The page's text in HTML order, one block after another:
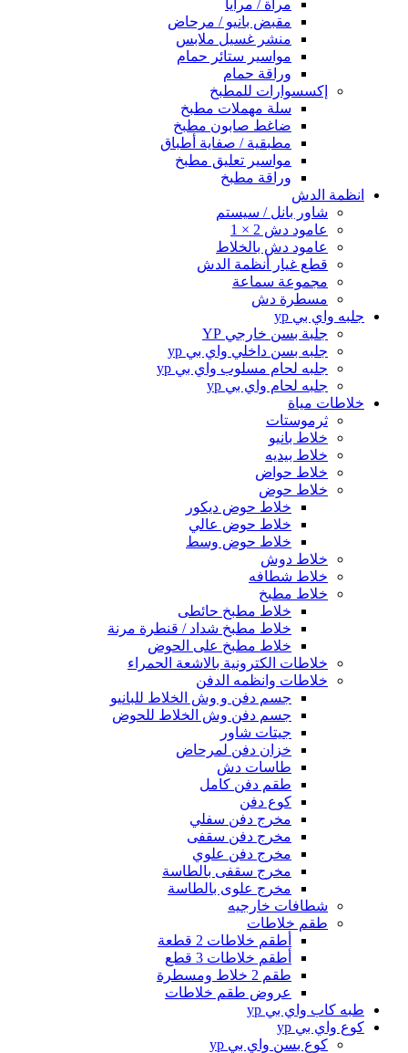
مرآة / مرايا
مقبض بانيو / مرحاض
منشر غسيل ملابس
مواسير ستائر حمام
وراقة حمام
إكسسوارات للمطبخ
سلة مهملات مطبخ
ضاغط صابون مطبخ
مطبقية / صفاية أطباق
مواسير تعليق مطبخ
وراقة مطبخ
انظمة الدش
شاور بانل / سيستم
عامود دش 2 × 1
عامود دش بالخلاط
قطع غيار أنظمة الدش
مجموعة سماعة
مسطرة دش
جلبه واي بي yp
جلبة بسن خارجي YP
جلبه بسن داخلي واي بي yp
جلبه لحام مسلوب واي بي yp
جلبه لحام واي بي yp
خلاطات مياة
ثرموستات
خلاط بانيو
خلاط بيديه
خلاط حواض
خلاط حوض
خلاط حوض ديكور
خلاط حوض عالي
خلاط حوض وسط
خلاط دوش
خلاط شطافه
خلاط مطبخ
خلاط مطبخ حائطى
خلاط مطبخ شداد / قنطرة مرنة
خلاط مطبخ على الحوض
خلاطات الكترونية بالاشعة الحمراء
خلاطات وانظمه الدفن
جسم دفن و وش الخلاط للبانيو
جسم دفن وش الخلاط للحوض
جيتات شاور
خزان دفن لمرحاض
طاسات دش
طقم دفن كامل
كوع دفن
مخرج دفن سفلي
مخرج دفن سقفى
مخرج دفن علوي
مخرج سقفى بالطاسة
مخرج علوى بالطاسة
شطافات خارجيه
طقم خلاطات
أطقم خلاطات 2 قطعة
أطقم خلاطات 3 قطع
طقم 2 خلاط ومسطرة
عروض طقم خلاطات
طبه كاب واي بي yp
كوع واي بي yp
كوع بسن واي بي yp